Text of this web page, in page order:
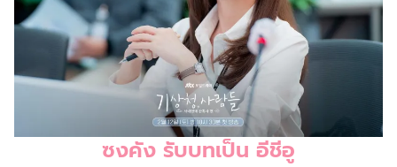
ซงคัง รับบทเป็น อีชีอู